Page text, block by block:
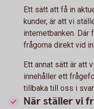
Ett sätt att få in
kunder, är att vi
internetbanken. Där
frågorna direkt vid
Ett annat sätt är att
innehåller ett
tillbaka till oss i
När ställer vi